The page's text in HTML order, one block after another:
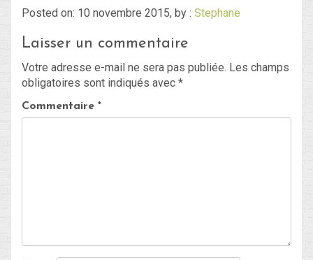
Blog
Non classé
Posted on: 10 novembre 2015, by : Stephane
Laisser un commentaire
Votre adresse e-mail ne sera pas publiée. Les champs
obligatoires sont indiqués avec *
Commentaire *